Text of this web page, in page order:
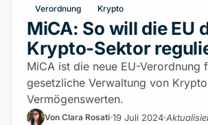
Verordnung Krypto
MiCA: So will die EU
Krypto-Sektor
MiCA ist die neue EU-Verordnung
gesetzliche Verwaltung von
Vermögenswerten.
Von Clara Rosati 19 Juli 2024